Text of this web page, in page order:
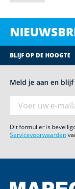
BLIJF OP DE HOOGTE
Meld je aan en
Dit formulier is
Servicevoorwaarden